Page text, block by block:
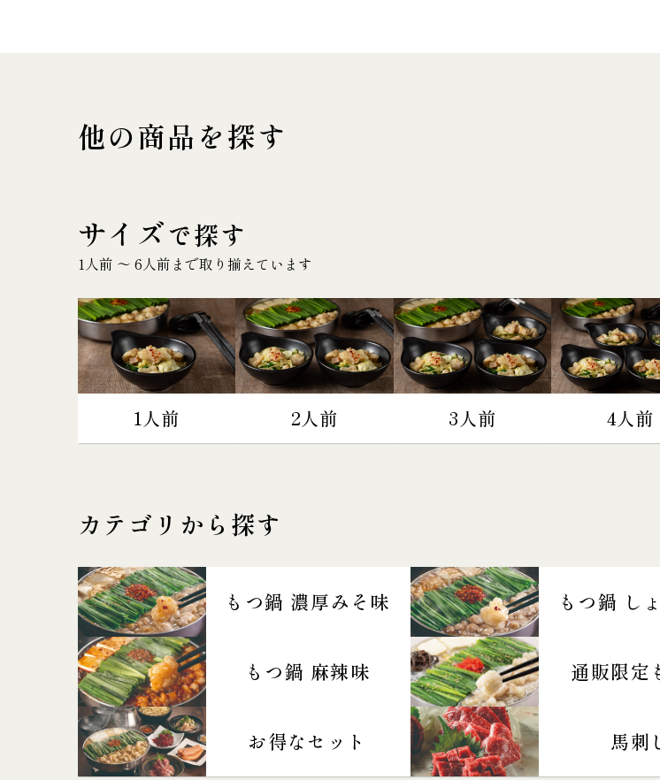
他の商品を探す
サイズで探す
1人前 〜 6人前まで取り揃えています
1人前 2人前 3人前 4人前
カテゴリから探す
もつ鍋 濃厚みそ味 もつ鍋 し
もつ鍋 麻辣味 通販限定
お得なセット 馬刺